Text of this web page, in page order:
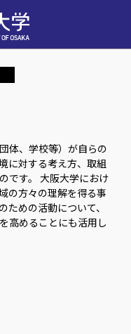
体、学校等）が自らの
に対する考え方、取組
です。 大阪大学におけ
の方々の理解を得る事
めの活動について、
高めることにも活用し